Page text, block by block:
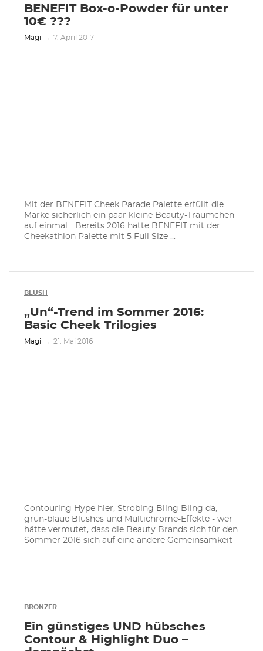
BENEFIT Box-o-Powder für unter
10€ ???
Magi 7. April 2017
Mit der BENEFIT Cheek Parade Palette erfüllt die
Marke sicherlich ein paar kleine Beauty-Träumchen
auf einmal... Bereits 2016 hatte BENEFIT mit der
Cheekathlon Palette mit 5 Full Size ...
BLUSH
„Un“-Trend im Sommer 2016:
Basic Cheek Trilogies
Magi 21. Mai 2016
Contouring Hype hier, Strobing Bling Bling da,
grün-blaue Blushes und Multichrome-Effekte - wer
hätte vermutet, dass die Beauty Brands sich für den
Sommer 2016 sich auf eine andere Gemeinsamkeit
...
BRONZER
Ein günstiges UND hübsches
Contour & Highlight Duo –